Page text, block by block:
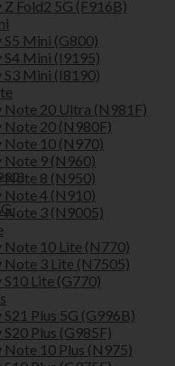
Z Fold2 5G (F916B)
S5 Mini (G800)
S4 Mini (I9195)
S3 Mini (I8190)
Note 20 Ultra (N981F)
Note 20 (N980F)
Note 10 (N970)
Note 9 (N960)
Note 8 (N950)
Note 4 (N910)
Note 3 (N9005)
Note 10 Lite (N770)
Note 3 Lite (N7505)
S10 Lite (G770)
S21 Plus 5G (G996B)
S20 Plus (G985F)
Note 10 Plus (N975)